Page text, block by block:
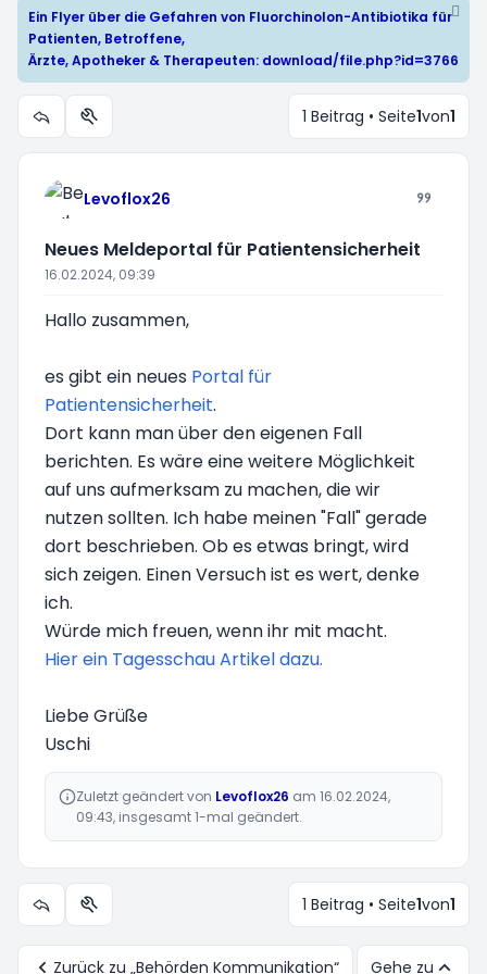
Ein Flyer über die Gefahren von Fluorchinolon-Antibiotika für
Patienten, Betroffene,
Ärzte, Apotheker & Therapeuten: download/file.php?id=3766
Themen-Optionen 1 Beitrag • Seite1von1
Levoflox26
Neues Meldeportal für Patientensicherheit
16.02.2024, 09:39
Hallo zusammen,
es gibt ein neues Portal für
Patientensicherheit.
Dort kann man über den eigenen Fall
berichten. Es wäre eine weitere Möglichkeit
auf uns aufmerksam zu machen, die wir
nutzen sollten. Ich habe meinen "Fall" gerade
dort beschrieben. Ob es etwas bringt, wird
sich zeigen. Einen Versuch ist es wert, denke
ich.
Würde mich freuen, wenn ihr mit macht.
Hier ein Tagesschau Artikel dazu.
Liebe Grüße
Uschi
Zuletzt geändert von Levoflox26 am 16.02.2024,
09:43, insgesamt 1-mal geändert.
Themen-Optionen 1 Beitrag • Seite1von1
Zurück zu „Behörden Kommunikation“ Gehe zu